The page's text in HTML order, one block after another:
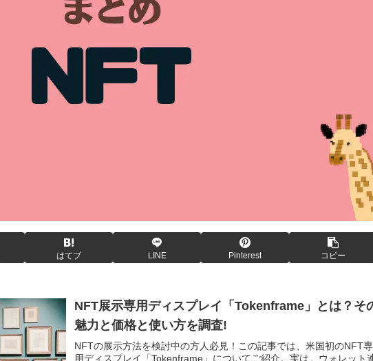
はてブ LINE Pinterest コピー
NFT展示専用ディスプレイ「Tokenframe」とは？そ
魅力と価格と使い方を調査!
NFTの展示方法を検討中の方人必見！この記事では、米国初のNFT専
用ディスプレイ「Tokenframe」についてご紹介。実は、ウォレット